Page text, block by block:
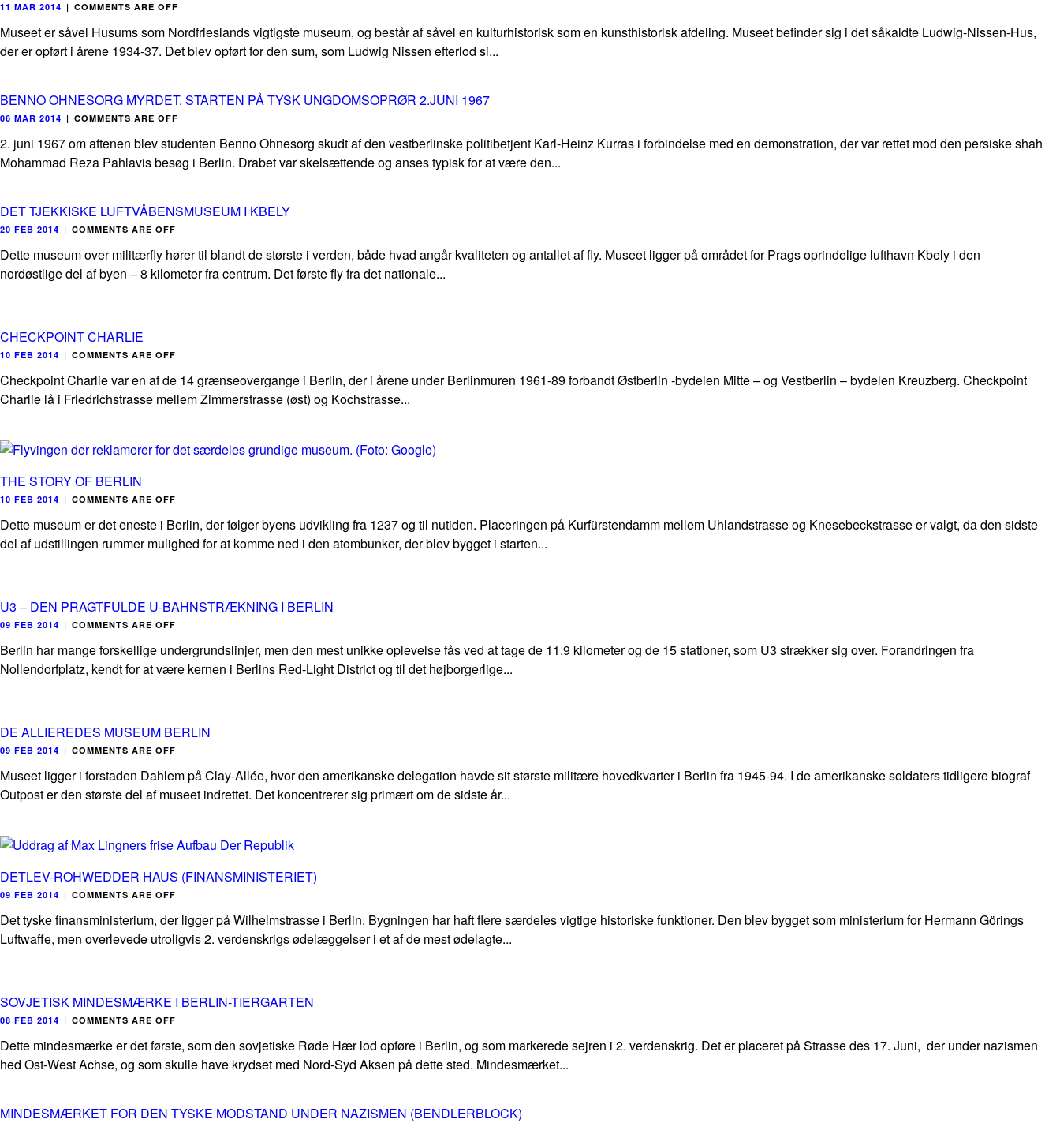
11 MAR 2014 | COMMENTS ARE OFF
Museet er såvel Husums som Nordfrieslands vigtigste museum, og består af såvel en kulturhistorisk som en kunsthistorisk afdeling. Museet befinder sig i det såkaldte Ludwig-Nissen-Hus,
der er opført i årene 1934-37. Det blev opført for den sum, som Ludwig Nissen efterlod si...
BENNO OHNESORG MYRDET. STARTEN PÅ TYSK UNGDOMSOPRØR 2.JUNI 1967
06 MAR 2014 | COMMENTS ARE OFF
2. juni 1967 om aftenen blev studenten Benno Ohnesorg skudt af den vestberlinske politibetjent Karl-Heinz Kurras i forbindelse med en demonstration, der var rettet mod den persiske shah
Mohammad Reza Pahlavis besøg i Berlin. Drabet var skelsættende og anses typisk for at være den...
DET TJEKKISKE LUFTVÅBENSMUSEUM I KBELY
20 FEB 2014 | COMMENTS ARE OFF
Dette museum over militærfly hører til blandt de største i verden, både hvad angår kvaliteten og antallet af fly. Museet ligger på området for Prags oprindelige lufthavn Kbely i den
nordøstlige del af byen – 8 kilometer fra centrum. Det første fly fra det nationale...
CHECKPOINT CHARLIE
10 FEB 2014 | COMMENTS ARE OFF
Checkpoint Charlie var en af de 14 grænseovergange i Berlin, der i årene under Berlinmuren 1961-89 forbandt Østberlin -bydelen Mitte – og Vestberlin – bydelen Kreuzberg. Checkpoint
Charlie lå i Friedrichstrasse mellem Zimmerstrasse (øst) og Kochstrasse...
THE STORY OF BERLIN
10 FEB 2014 | COMMENTS ARE OFF
Dette museum er det eneste i Berlin, der følger byens udvikling fra 1237 og til nutiden. Placeringen på Kurfürstendamm mellem Uhlandstrasse og Knesebeckstrasse er valgt, da den sidste
del af udstillingen rummer mulighed for at komme ned i den atombunker, der blev bygget i starten...
U3 – DEN PRAGTFULDE U-BAHNSTRÆKNING I BERLIN
09 FEB 2014 | COMMENTS ARE OFF
Berlin har mange forskellige undergrundslinjer, men den mest unikke oplevelse fås ved at tage de 11.9 kilometer og de 15 stationer, som U3 strækker sig over. Forandringen fra
Nollendorfplatz, kendt for at være kernen i Berlins Red-Light District og til det højborgerlige...
DE ALLIEREDES MUSEUM BERLIN
09 FEB 2014 | COMMENTS ARE OFF
Museet ligger i forstaden Dahlem på Clay-Allée, hvor den amerikanske delegation havde sit største militære hovedkvarter i Berlin fra 1945-94. I de amerikanske soldaters tidligere biograf
Outpost er den største del af museet indrettet. Det koncentrerer sig primært om de sidste år...
DETLEV-ROHWEDDER HAUS (FINANSMINISTERIET)
09 FEB 2014 | COMMENTS ARE OFF
Det tyske finansministerium, der ligger på Wilhelmstrasse i Berlin. Bygningen har haft flere særdeles vigtige historiske funktioner. Den blev bygget som ministerium for Hermann Görings
Luftwaffe, men overlevede utroligvis 2. verdenskrigs ødelæggelser i et af de mest ødelagte...
SOVJETISK MINDESMÆRKE I BERLIN-TIERGARTEN
08 FEB 2014 | COMMENTS ARE OFF
Dette mindesmærke er det første, som den sovjetiske Røde Hær lod opføre i Berlin, og som markerede sejren i 2. verdenskrig. Det er placeret på Strasse des 17. Juni, der under nazismen
hed Ost-West Achse, og som skulle have krydset med Nord-Syd Aksen på dette sted. Mindesmærket...
MINDESMÆRKET FOR DEN TYSKE MODSTAND UNDER NAZISMEN (BENDLERBLOCK)